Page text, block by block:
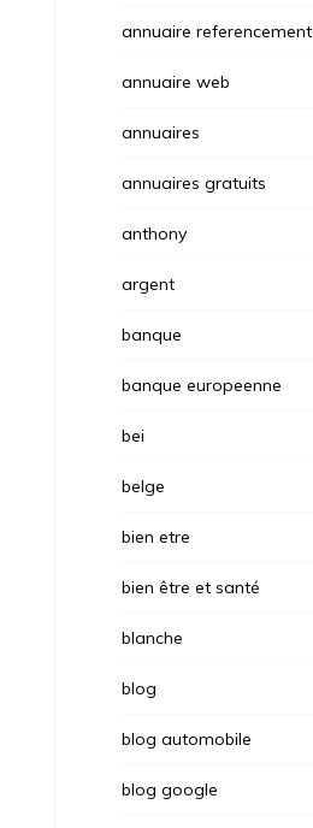
annuaire referencement
annuaire web
annuaires
annuaires gratuits
anthony
argent
banque
banque europeenne
bei
belge
bien etre
bien être et santé
blanche
blog
blog automobile
blog google